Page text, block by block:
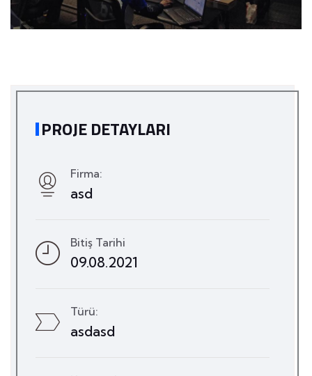
PROJE DETAYLARI
Firma:
asd
Bitiş Tarihi
09.08.2021
Türü:
asdasd